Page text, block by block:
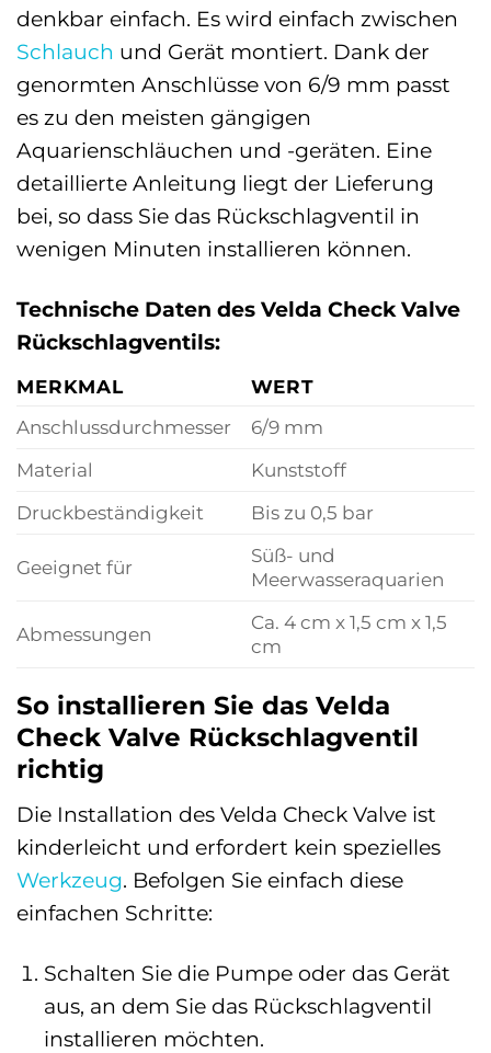
denkbar einfach. Es wird einfach zwischen
Schlauch und Gerät montiert. Dank der
genormten Anschlüsse von 6/9 mm passt
es zu den meisten gängigen
Aquarienschläuchen und -geräten. Eine
detaillierte Anleitung liegt der Lieferung
bei, so dass Sie das Rückschlagventil in
wenigen Minuten installieren können.
Technische Daten des Velda Check Valve
Rückschlagventils:
MERKMAL
WERT
Anschlussdurchmesser
6/9 mm
Material
Kunststoff
Druckbeständigkeit
Bis zu 0,5 bar
Geeignet für
Süß- und
Meerwasseraquarien
Abmessungen
Ca. 4 cm x 1,5 cm x 1,5
cm
So installieren Sie das Velda
Check Valve Rückschlagventil
richtig
Die Installation des Velda Check Valve ist
kinderleicht und erfordert kein spezielles
Werkzeug. Befolgen Sie einfach diese
einfachen Schritte:
Schalten Sie die Pumpe oder das Gerät
aus, an dem Sie das Rückschlagventil
installieren möchten.